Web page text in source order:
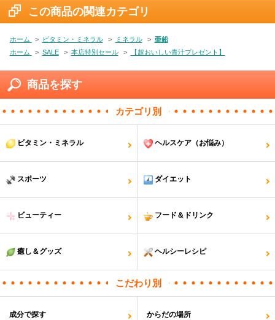
この商品の関連カテゴリ
ホーム > ビタミン・ミネラル > ミネラル > 亜鉛
ホーム
> SALE > 本店特別セール > 【超おいしい青汁プレゼント】
商品を探す
カテゴリ別
ビタミン・ミネラル ヘルスケア（お悩み）
スポーツ ダイエット
ビューティー フード＆ドリンク
癒し＆グッズ ヘルシーレシピ
こだわり別
成分で探す からだの場所